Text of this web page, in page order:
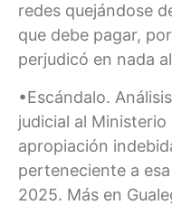
redes quejándose
que debe pagar,
perjudicó en nada
•Escándalo.
judicial al
apropiación
perteneciente a
2025. Más en